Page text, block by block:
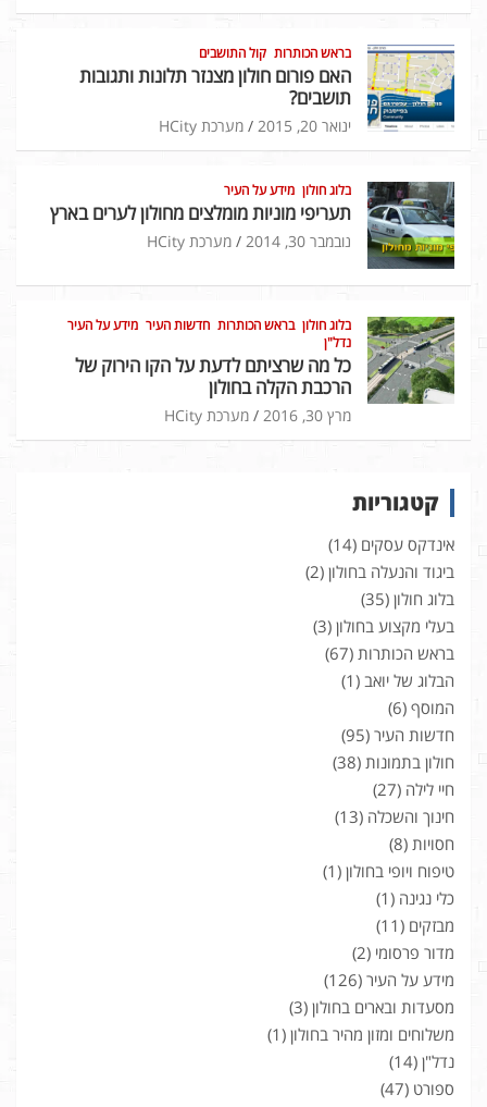
בראש הכותרות קול התושבים
האם פורום חולון מצנזר תלונות ותגובות
תושבים?
ינואר 20, 2015 מערכת HCity
בלוג חולון מידע על העיר
תעריפי מוניות מומלצים מחולון לערים בארץ
נובמבר 30, 2014 מערכת HCity
בלוג חולון בראש הכותרות חדשות העיר מידע על העיר
נדל"ן
כל מה שרציתם לדעת על הקו הירוק של
הרכבת הקלה בחולון
מרץ 30, 2016 מערכת HCity
קטגוריות
אינדקס עסקים (14)
ביגוד והנעלה בחולון (2)
בלוג חולון (35)
בעלי מקצוע בחולון (3)
בראש הכותרות (67)
הבלוג של יואב (1)
המוסף (6)
חדשות העיר (95)
חולון בתמונות (38)
חיי לילה (27)
חינוך והשכלה (13)
חסויות (8)
טיפוח ויופי בחולון (1)
כלי נגינה (1)
מבזקים (11)
מדור פרסומי (2)
מידע על העיר (126)
מסעדות ובארים בחולון (3)
משלוחים ומזון מהיר בחולון (1)
נדל"ן (14)
ספורט (47)